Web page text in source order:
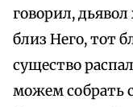
говорил,
близ Него, тот
существо
можем собрать